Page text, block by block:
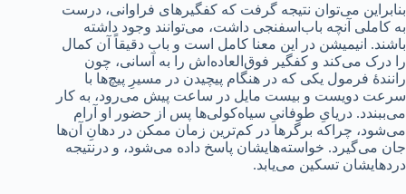
بنابراین می‌توان نتیجه گرفت که کفگیرهای فراوانی، درست
به کاملی آنچه باب‌اسفنجی داشت، می‌توانند وجود داشته
باشند. انیمیشن در این معنا کامل است و باب دقیقاً آن کمال
را درک می‌کند و کفگیر فوق‌العاده‌اش را به آسانی‌، چون
رانندۀ فرمول یکی که در هنگام پیچیدن در مسیرِ پیچ‌ها با
سرعت دویست و بیست مایل در ساعت پیش می‌رود، به کار
می‌ببندد. دریایِ طوفانیِ سیاه‌کولی‌ها پس از حضور او آرام
می‌شود، چراکه برگرها در کم‌ترین زمان ممکن در دهانِ آن‌ها
جان می‌گیرد. خواسته‌هایشان پاسخ داده می‌شود، و درنتیجه
دردهایشان تسکین می‌یابد.